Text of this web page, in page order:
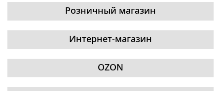
Розничный магазин
Интернет-магазин
OZON